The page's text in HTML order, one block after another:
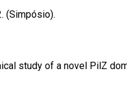
(Simpósio).
study of a novel PilZ